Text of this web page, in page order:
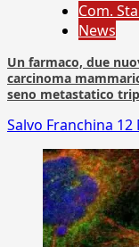
Com.
News
Un farmaco, due
carcinoma
seno metastatico
Salvo Franchina 12